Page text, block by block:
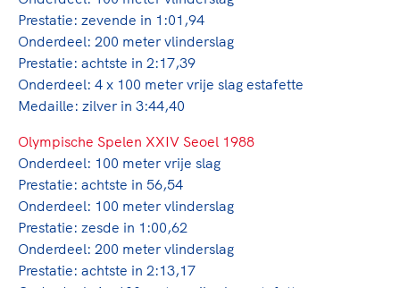
onderdeel van het clubbeleid rondom gewenst en
ongewenst gedrag.
Lees verder
Prestatie: zevende in 1:01,94
Onderdeel: 200 meter vlinderslag
Prestatie: achtste in 2:17,39
Onderdeel: 4 x 100 meter vrije slag estafette
Medaille: zilver in 3:44,40
Olympische Spelen XXIV Seoel 1988
Onderdeel: 100 meter vrije slag
Prestatie: achtste in 56,54
Onderdeel: 100 meter vlinderslag
Prestatie: zesde in 1:00,62
Onderdeel: 200 meter vlinderslag
Prestatie: achtste in 2:13,17